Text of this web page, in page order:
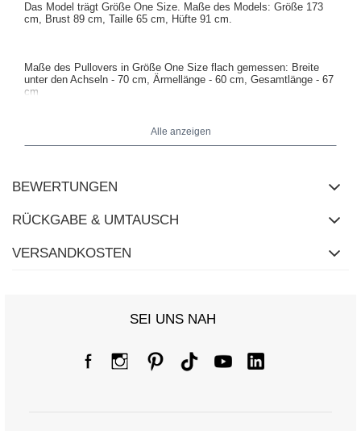
Das Model trägt Größe One Size. Maße des Models: Größe 173
cm, Brust 89 cm, Taille 65 cm, Hüfte 91 cm.
Maße des Pullovers in Größe One Size flach gemessen: Breite
unter den Achseln - 70 cm, Ärmellänge - 60 cm, Gesamtlänge - 67
cm
Alle anzeigen
BEWERTUNGEN
RÜCKGABE & UMTAUSCH
VERSANDKOSTEN
SEI UNS NAH